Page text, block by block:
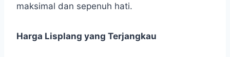
maksimal dan sepenuh hati.
Harga Lisplang yang Terjangkau